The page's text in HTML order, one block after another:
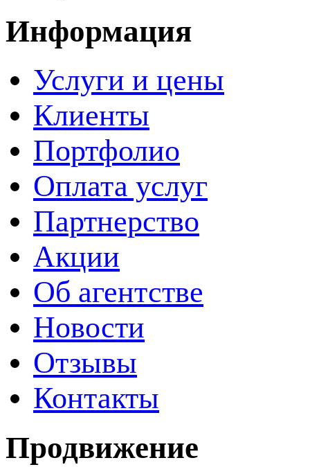
Информация
Услуги и цены
Клиенты
Портфолио
Оплата услуг
Партнерство
Акции
Об агентстве
Новости
Отзывы
Контакты
Продвижение